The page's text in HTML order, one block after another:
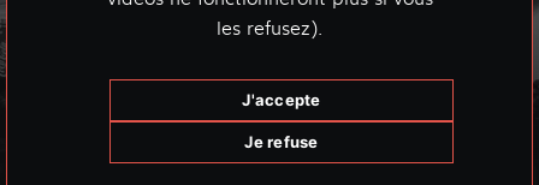
les refusez).
J'accepte
Je refuse